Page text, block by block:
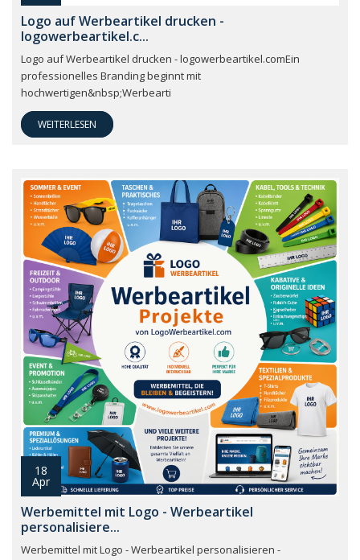
Logo auf Werbeartikel drucken -
logowerbeartikel.c...
Logo auf Werbeartikel drucken - logowerbeartikel.comEin
professionelles Branding beginnt mit
hochwertigen&nbsp;Werbearti
WEITERLESEN
18
Apr
Werbemittel mit Logo - Werbeartikel
personalisiere...
Werbemittel mit Logo - Werbeartikel personalisieren -